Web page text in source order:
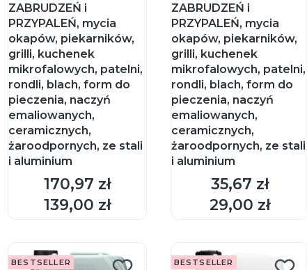
ZABRUDZEŃ i
PRZYPALEŃ, mycia
okapów, piekarników,
grilli, kuchenek
mikrofalowych, patelni,
rondli, blach, form do
pieczenia, naczyń
emaliowanych,
ceramicznych,
żaroodpornych, ze stali
i aluminium
Cena
170,97 zł
Cena
139,00 zł
DO KOSZYKA
ZABRUDZEŃ i
PRZYPALEŃ, mycia
okapów, piekarników,
grilli, kuchenek
mikrofalowych, patelni,
rondli, blach, form do
pieczenia, naczyń
emaliowanych,
ceramicznych,
żaroodpornych, ze stali
i aluminium
Cena
35,67 zł
Cena
29,00 zł
DO KOSZYKA
BESTSELLER BESTSELLER